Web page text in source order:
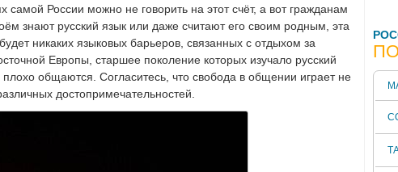
России можно не говорить на этот счёт, а вот гражданам
знают русский язык или даже считают его своим родным, эта
никаких языковых барьеров, связанных с отдыхом за
Европы, старшее поколение которых изучало русский
общаются. Согласитесь, что свобода в общении играет не
достопримечательностей.